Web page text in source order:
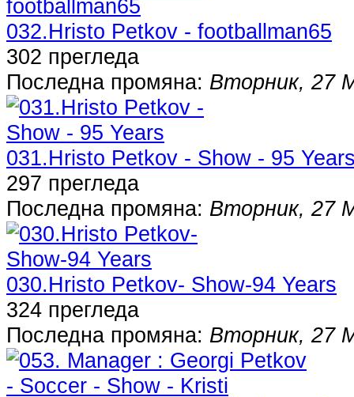
032.Hristo Petkov - footballman65
302 прегледа
Последна промяна: Вторник, 27
031.Hristo Petkov - Show - 95
297 прегледа
Последна промяна: Вторник, 27
030.Hristo Petkov- Show-94 Years
324 прегледа
Последна промяна: Вторник, 27